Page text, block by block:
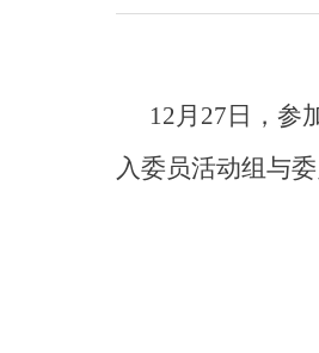
12月27日，参
入委员活动组与